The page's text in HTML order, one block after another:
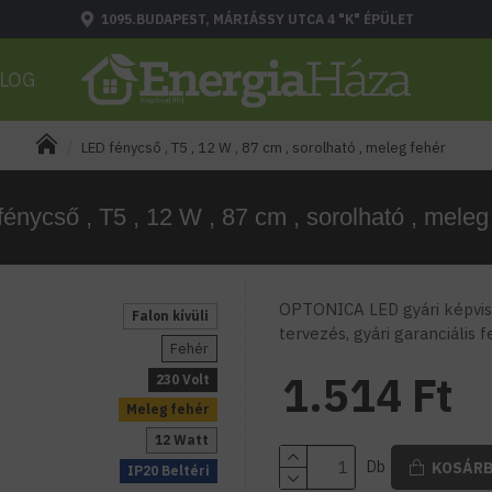
1095.BUDAPEST, MÁRIÁSSY UTCA 4 "K" ÉPÜLET
LED fénycső , T5 , 12 W , 87 cm , sorolható , meleg fehér
, T5 , 12 W , 87 cm , sorolható ,
Meleg fehér
Falon kívüli
IP20 Beltéri
12 Watt
Fehér
230 Volt
OPTONICA LED gyári
tervezés, gyári garanciális
1.514 Ft
Db